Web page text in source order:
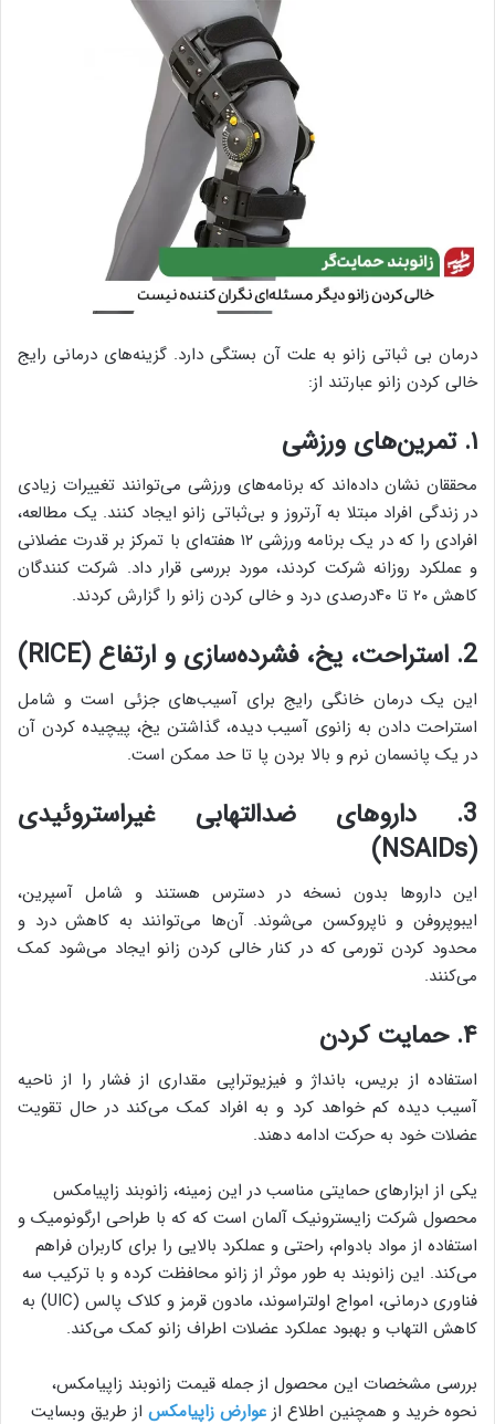
درمان بی ثباتی زانو به علت آن بستگی دارد. گزینه‌های درمانی رایج
خالی کردن زانو عبارتند از:
۱. تمرین‌های ورزشی
محققان نشان داده‌اند که برنامه‌های ورزشی می‌توانند تغییرات زیادی
در زندگی افراد مبتلا به آرتروز و بی‌ثباتی زانو ایجاد کنند. یک مطالعه،
افرادی را که در یک برنامه ورزشی ۱۲ هفته‌ای با تمرکز بر قدرت عضلانی
و عملکرد روزانه شرکت کردند، مورد بررسی قرار داد. شرکت کنندگان
کاهش ۲۰ تا ۴۰درصدی درد و خالی کردن زانو را گزارش کردند.
2. استراحت، یخ، فشرده‌سازی و ارتفاع (RICE)
این یک درمان خانگی رایج برای آسیب‌های جزئی است و شامل
استراحت دادن به زانوی آسیب دیده، گذاشتن یخ، پیچیده کردن آن
در یک پانسمان نرم و بالا بردن پا تا حد ممکن است.
3. داروهای ضدالتهابی غیراستروئیدی
(NSAIDs)
این داروها بدون نسخه در دسترس هستند و شامل آسپرین،
ایبوپروفن و ناپروکسن می‌شوند. آن‌ها می‌توانند به کاهش درد و
محدود کردن تورمی که در کنار خالی کردن زانو ایجاد می‌شود کمک
می‌کنند.
۴. حمایت کردن
استفاده از بریس، بانداژ و فیزیوتراپی مقداری از فشار را از ناحیه
آسیب دیده کم خواهد کرد و به افراد کمک می‌کند در حال تقویت
عضلات خود به حرکت ادامه دهند.
یکی از ابزارهای حمایتی مناسب در این زمینه، زانوبند زاپیامکس
محصول شرکت زایسترونیک آلمان است که که با طراحی ارگونومیک و
استفاده از مواد بادوام، راحتی و عملکرد بالایی را برای کاربران فراهم
می‌کند. این زانوبند به طور موثر از زانو محافظت کرده و با ترکیب سه
فناوری درمانی، امواج اولتراسوند، مادون قرمز و کلاک پالس (UIC) به
کاهش التهاب و بهبود عملکرد عضلات اطراف زانو کمک می‌کند.
بررسی مشخصات این محصول از جمله قیمت زانوبند زاپیامکس،
نحوه خرید و همچنین اطلاع از عوارض زاپیامکس از طریق وبسایت